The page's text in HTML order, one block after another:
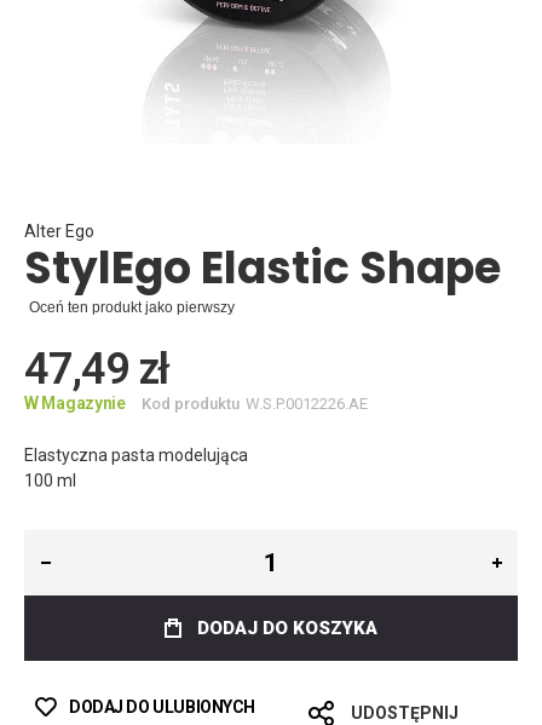
beginning
of
the
images
Alter Ego
StylEgo Elastic Shape
Oceń ten produkt jako pierwszy
47,49 zł
W Magazynie Kod produktu W.S.P.0012226.AE
Elastyczna pasta modelująca
100 ml
DODAJ DO KOSZYKA
DODAJ DO ULUBIONYCH UDOSTĘPNIJ